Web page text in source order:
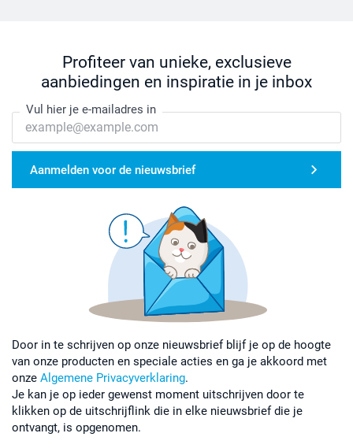
Profiteer van unieke, exclusieve
aanbiedingen en inspiratie in je inbox
Vul hier je e-mailadres in
Aanmelden voor de nieuwsbrief
Door in te schrijven op onze nieuwsbrief blijf je op de hoogte
van onze producten en speciale acties en ga je akkoord met
onze Algemene Privacyverklaring.
Je kan je op ieder gewenst moment uitschrijven door te
klikken op de uitschrijflink die in elke nieuwsbrief die je
ontvangt, is opgenomen.